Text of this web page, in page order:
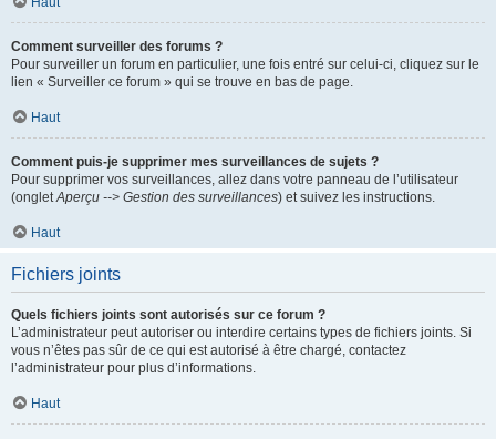
Comment surveiller des forums ?
Pour surveiller un forum en particulier, une fois entré sur celui-ci, cliquez sur le
lien « Surveiller ce forum » qui se trouve en bas de page.
Haut
Comment puis-je supprimer mes surveillances de sujets ?
Pour supprimer vos surveillances, allez dans votre panneau de l’utilisateur
(ongletAperçu --> Gestion des surveillances) et suivez les instructions.
Haut
Fichiers joints
Quels fichiers joints sont autorisés sur ce forum ?
L’administrateur peut autoriser ou interdire certains types de fichiers joints. Si
vous n’êtes pas sûr de ce qui est autorisé à être chargé, contactez
l’administrateur pour plus d’informations.
Haut